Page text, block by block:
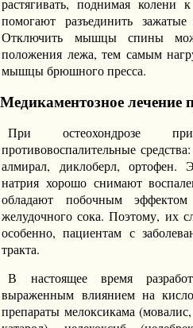
помогают разъединить
Отключить мышцы спины
положения лежа, тем самым
мышцы брюшного пресса.
Медикаментозное лечение
При остеохондрозе
противовоспалительные
алмирал, диклоберл, ортофен.
натрия хорошо снимают
обладают побочным
желудочного сока. Поэтому, их
особенно, пациентам с
тракта.
В настоящее время
выраженным влиянием на
препараты мелоксикама